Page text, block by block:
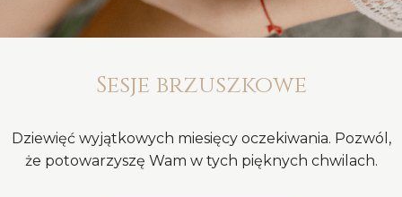
Sesje brzuszkowe
Dziewięć wyjątkowych miesięcy oczekiwania. Pozwól,
że potowarzyszę Wam w tych pięknych chwilach.